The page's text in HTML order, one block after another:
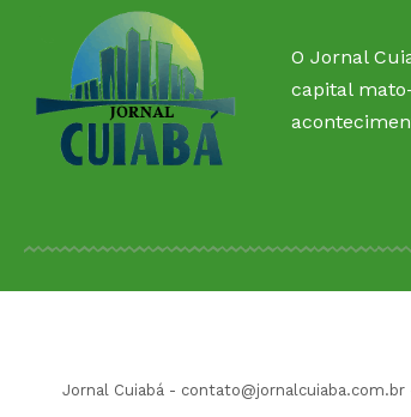
O Jornal
capital
Jornal Cuiabá - contato@jornalcuiaba.com.br